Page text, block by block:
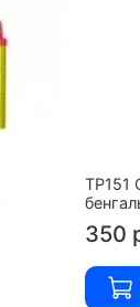
ТР151
350